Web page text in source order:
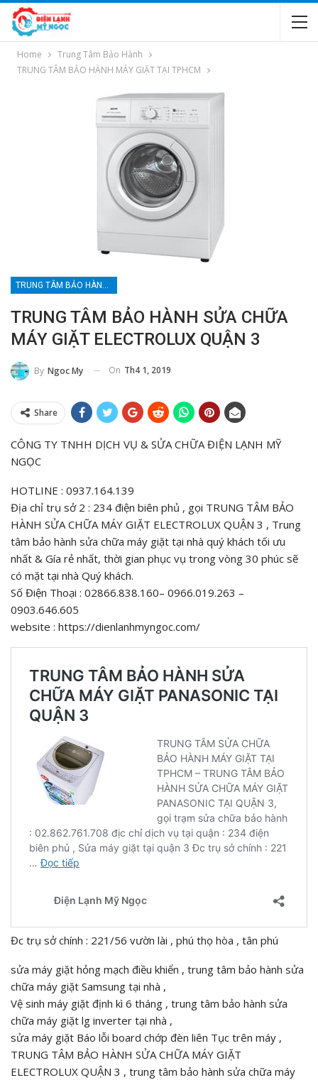
Home
Trung Tâm Bảo Hành
TRUNG TÂM BẢO HÀNH MÁY GIẶT TẠI TPHCM
TRUNG TÂM BẢO HÀNH MÁY GIẶT TẠI TPHCM
TRUNG TÂM BẢO HÀNH SỬA CHỮA
MÁY GIẶT ELECTROLUX QUẬN 3
By Ngoc My On Th4 1, 2019
Share
CÔNG TY TNHH DỊCH VỤ & SỬA CHỮA ĐIỆN LẠNH MỸ
NGỌC
HOTLINE : 0937.164.139
Địa chỉ trụ sở 2 : 234 điện biên phủ , gọi TRUNG TÂM BẢO
HÀNH SỬA CHỮA MÁY GIẶT ELECTROLUX QUẬN 3 , Trung
tâm bảo hành sửa chữa máy giặt tại nhà quý khách tối ưu
nhất & Gía rẻ nhất, thời gian phục vụ trong vòng 30 phúc sẽ
có mặt tại nhà Quý khách.
Số Điện Thoại : 02866.838.160– 0966.019.263 –
0903.646.605
website : https://dienlanhmyngoc.com/
Đc trụ sở chính : 221/56 vườn lài , phú thọ hòa , tân phú
sửa máy giặt hỏng mạch điều khiển , trung tâm bảo hành sửa
chữa máy giặt Samsung tại nhà ,
Vệ sinh máy giặt định kì 6 tháng , trung tâm bảo hành sửa
chữa máy giặt lg inverter tại nhà ,
sửa máy giặt Báo lỗi board chớp đèn liên Tục trên máy ,
TRUNG TÂM BẢO HÀNH SỬA CHỮA MÁY GIẶT
ELECTROLUX QUẬN 3 , trung tâm bảo hành sửa chữa máy